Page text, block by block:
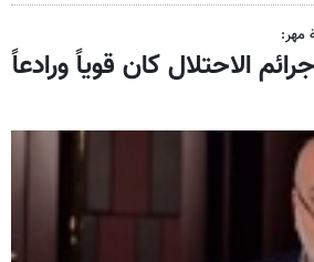
مهر:
الاحتلال كان قوياً ورادعاً